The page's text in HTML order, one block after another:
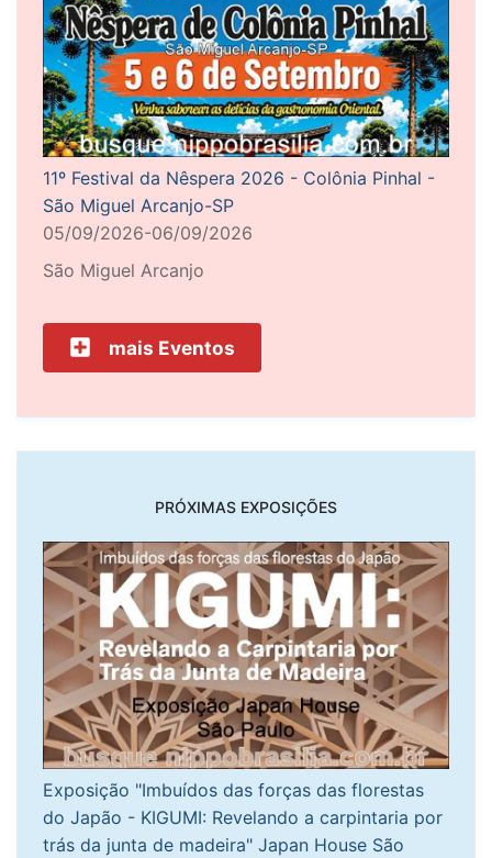
11º Festival da Nêspera 2026 - Colônia Pinhal -
São Miguel Arcanjo-SP
05/09/2026-06/09/2026
São Miguel Arcanjo
mais Eventos
PRÓXIMAS EXPOSIÇÕES
Exposição "Imbuídos das forças das florestas
do Japão - KIGUMI: Revelando a carpintaria por
trás da junta de madeira" Japan House São